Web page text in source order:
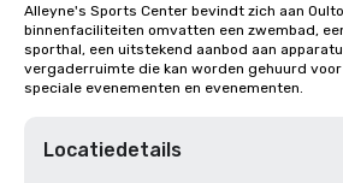
Alleyne's Sports Center bevindt zich aan
binnenfaciliteiten omvatten een zwembad,
sporthal, een uitstekend aanbod aan
vergaderruimte die kan worden gehuurd
speciale evenementen en evenementen.
Locatiedetails